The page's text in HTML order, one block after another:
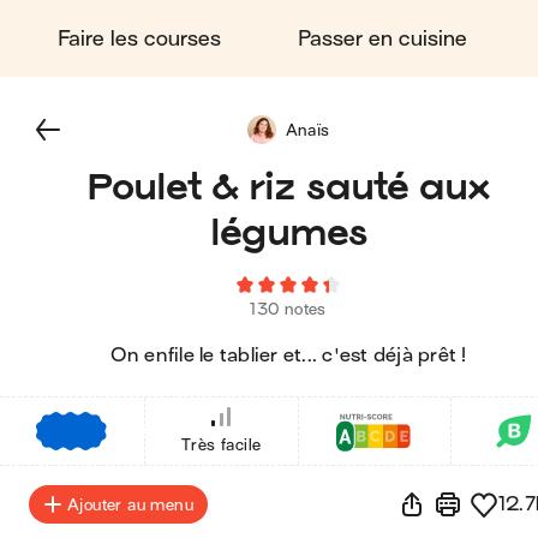
Faire les courses Passer en cuisine
Poulet & riz sauté aux
légumes
130 notes
On enfile le tablier et... c'est déjà prêt !
Anaïs
Très facile
Ajouter au menu